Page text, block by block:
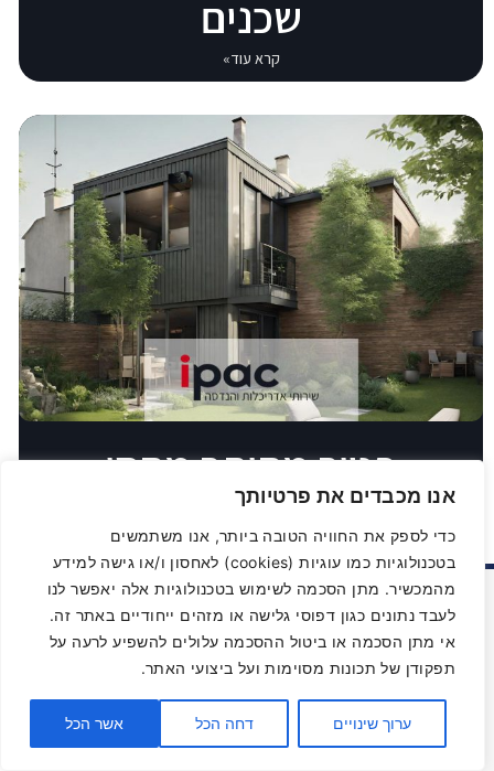
אנו מכבדים את פרטיותך
כדי לספק את החוויה הטובה ביותר, אנו משתמשים
בטכנולוגיות כמו עוגיות (cookies) לאחסון ו/או גישה למידע
מהמכשיר. מתן הסכמה לשימוש בטכנולוגיות אלה יאפשר לנו
לעבד נתונים כגון דפוסי גלישה או מזהים ייחודיים באתר זה.
אי מתן הסכמה או ביטול ההסכמה עלולים להשפיע לרעה על
תפקודן של תכונות מסוימות ועל ביצועי האתר.
ערוך שינויים דחה הכל אשר הכל
שכנים
קרא עוד»
פטור מהיתר מחסן
קרא עוד»
פגישת יעוץ ואבחון
הכוללת בדיקה ראשונית
הינה ללא עלות
השאר פרטים